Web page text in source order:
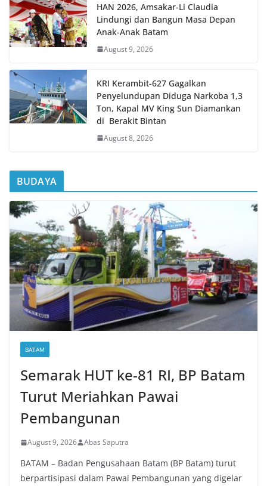
HAN 2026, Amsakar-Li Claudia
Lindungi dan Bangun Masa Depan
Anak-Anak Batam
August 9, 2026
KRI Kerambit-627 Gagalkan
Penyelundupan Diduga Narkoba 1,3
Ton, Kapal MV King Sun Diamankan
di Berakit Bintan
August 8, 2026
BUDAYA
BATAM
Semarak HUT ke-81 RI, BP Batam
Turut Meriahkan Pawai
Pembangunan
August 9, 2026 Abas Saputra
BATAM – Badan Pengusahaan Batam (BP Batam) turut
berpartisipasi dalam Pawai Pembangunan yang digelar